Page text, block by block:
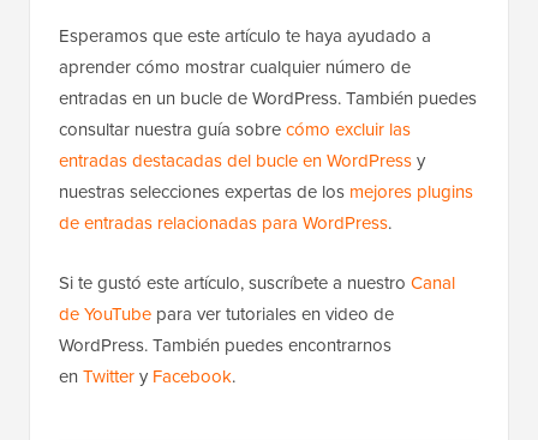
Esperamos que este artículo te haya ayudado a
aprender cómo mostrar cualquier número de
entradas en un bucle de WordPress. También puedes
consultar nuestra guía sobrecómo excluir las
entradas destacadas del bucle en WordPressy
nuestras selecciones expertas de los mejores plugins
de entradas relacionadas para WordPress.
Si te gustó este artículo, suscríbete a nuestro Canal
de YouTube para ver tutoriales en video de
WordPress. También puedes encontrarnos
en Twittery Facebook.